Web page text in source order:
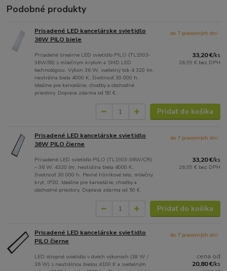
Podobné produkty
Prisadené LED kancelárske svietidlo
36W PILO biele
Prisadené lineárne LED svietidlo PILO (TL1903-
36W/BI) s mliečnym krytom a SMD LED
technológiou. Výkon 36 W, svetelný tok 4 320 lm,
neutrálna biela 4000 K, životnosť 30 000 h.
Ideálne pre kancelárie, chodby a obchodné
priestory. Doprava zdarma od 50 €.
33,20 €/ks
26,99 € bez DPH
do 7 pracovných dní
Pridať do košíka
Prisadené LED kancelárske svietidlo
36W PILO čierne
Prisadené LED svietidlo PILO (TL1903-36W/CR)
– 36 W, 4320 lm, neutrálna biela 4000 K,
životnosť 30 000 h. Pevné hliníkové telo, mliečny
kryt, IP20. Ideálne pre kancelárie, chodby a
obchodné priestory. Doprava zdarma od 50 €.
33,20 €/ks
26,99 € bez DPH
do 7 pracovných dní
Pridať do košíka
Prisadené LED kancelárske svietidlo
PILO čierne
LED stropné svietidlo v dvoch výkonoch (18 W /
36 W) s neutrálnou bielou 4100 K a svetelným
cena od
20,80 €/ks
do 7 pracovných dní